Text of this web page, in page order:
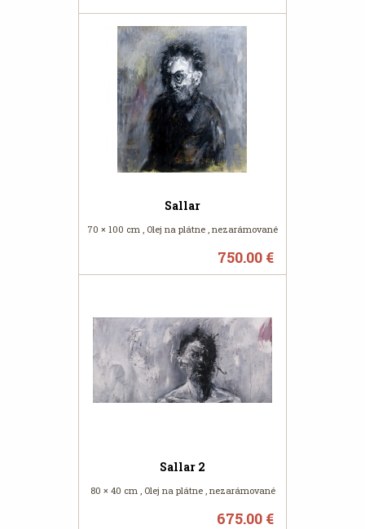
Sallar
70 × 100 cm , Olej na plátne , nezarámované
750.00 €
Sallar 2
80 × 40 cm , Olej na plátne , nezarámované
675.00 €